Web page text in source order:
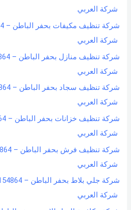
شركة العربي
شركة العربي
شركة العربي
شركة العربي
شركة العربي
شركة العربي
شركة العربي